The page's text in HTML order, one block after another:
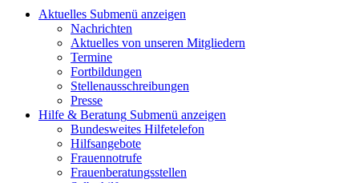
Aktuelles Submenü anzeigen
Nachrichten
Aktuelles von unseren Mitgliedern
Termine
Fortbildungen
Stellenausschreibungen
Presse
Hilfe & Beratung Submenü anzeigen
Bundesweites Hilfetelefon
Hilfsangebote
Frauennotrufe
Frauenberatungsstellen